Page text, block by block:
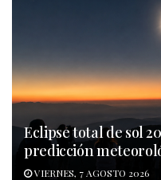
Eclipse total de sol
predicción
VIERNES, 7 AGOSTO 2026